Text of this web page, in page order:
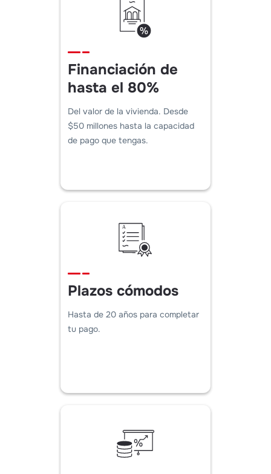
Financiación de
hasta el 80%
Del valor de la vivienda. Desde
$50 millones hasta la capacidad
de pago que tengas.
Plazos cómodos
Hasta de 20 años para completar
tu pago.